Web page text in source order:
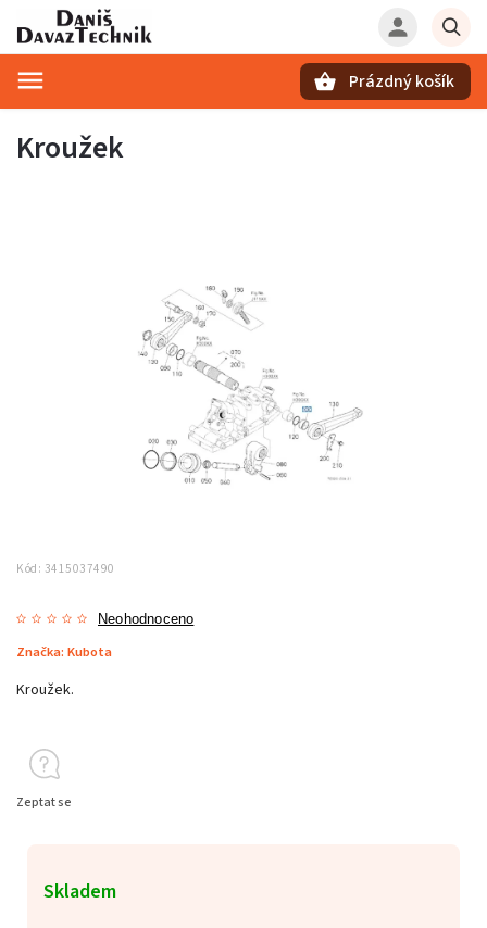
Prázdný košík
Kroužek
Kód: 3415037490
Neohodnoceno
Značka: Kubota
Skladem
Kroužek.
Zeptat se